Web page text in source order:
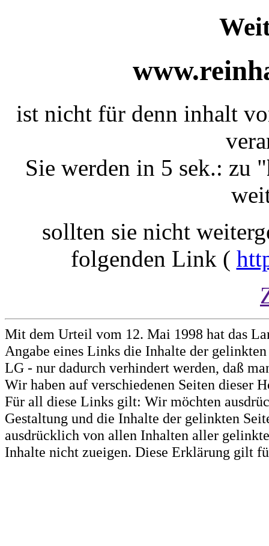
ist nicht für denn inhalt
Sie werden in 5 sek.: zu "
sollten sie nicht
folgenden Link (
Mit dem Urteil vom 12. Mai 1998 hat das
Angabe eines Links die Inhalte der
LG - nur dadurch verhindert werden, daß
Wir haben auf verschiedenen Seiten dieser
Für all diese Links gilt: Wir möchten
Gestaltung und die Inhalte der gelinkten
ausdrücklich von allen Inhalten aller
Inhalte nicht zueigen. Diese Erklärung gilt